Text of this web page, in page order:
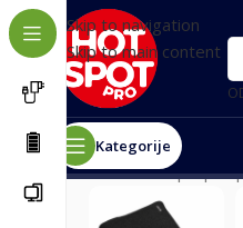
Skip to navigation
Skip to main content
Kategorije
Почетна/Laptop i